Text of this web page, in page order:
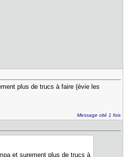
plus de trucs à faire (évie les
Message cité 1 fois
et surement plus de trucs à